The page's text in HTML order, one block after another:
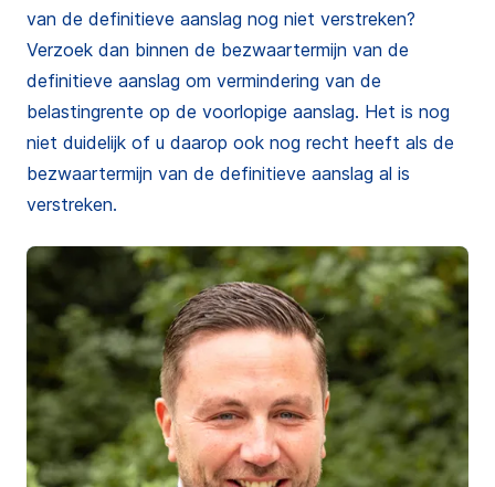
van de definitieve aanslag nog niet verstreken?
Verzoek dan binnen de bezwaartermijn van de
definitieve aanslag om vermindering van de
belastingrente op de voorlopige aanslag. Het is nog
niet duidelijk of u daarop ook nog recht heeft als de
bezwaartermijn van de definitieve aanslag al is
verstreken.